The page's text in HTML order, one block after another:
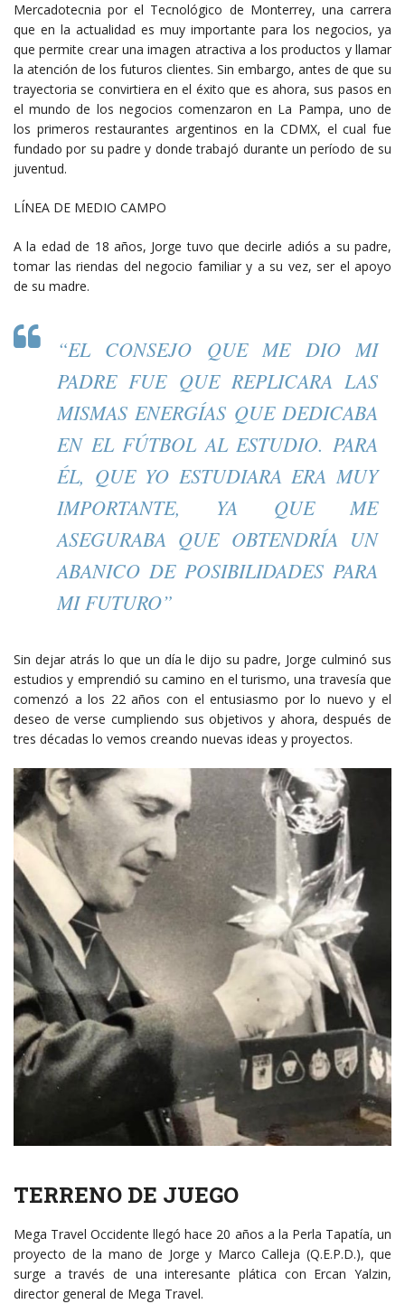
Mercadotecnia por el Tecnológico de Monterrey, una carrera
que en la actualidad es muy importante para los negocios, ya
que permite crear una imagen atractiva a los productos y llamar
la atención de los futuros clientes. Sin embargo, antes de que su
trayectoria se convirtiera en el éxito que es ahora, sus pasos en
el mundo de los negocios comenzaron en La Pampa, uno de
los primeros restaurantes argentinos en la CDMX, el cual fue
fundado por su padre y donde trabajó durante un período de su
juventud.
LÍNEA DE MEDIO CAMPO
A la edad de 18 años, Jorge tuvo que decirle adiós a su padre,
tomar las riendas del negocio familiar y a su vez, ser el apoyo
de su madre.
“EL CONSEJO QUE ME DIO MI
PADRE FUE QUE REPLICARA LAS
MISMAS ENERGÍAS QUE DEDICABA
EN EL FÚTBOL AL ESTUDIO. PARA
ÉL, QUE YO ESTUDIARA ERA MUY
IMPORTANTE, YA QUE ME
ASEGURABA QUE OBTENDRÍA UN
ABANICO DE POSIBILIDADES PARA
MI FUTURO”
Sin dejar atrás lo que un día le dijo su padre, Jorge culminó sus
estudios y emprendió su camino en el turismo, una travesía que
comenzó a los 22 años con el entusiasmo por lo nuevo y el
deseo de verse cumpliendo sus objetivos y ahora, después de
tres décadas lo vemos creando nuevas ideas y proyectos.
TERRENO DE JUEGO
Mega Travel Occidente llegó hace 20 años a la Perla Tapatía, un
proyecto de la mano de Jorge y Marco Calleja (Q.E.P.D.), que
surge a través de una interesante plática con Ercan Yalzin,
director general de Mega Travel.